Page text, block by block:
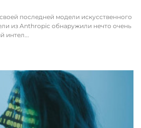
последней модели искусственного
из Anthropic обнаружили нечто очень
интел...